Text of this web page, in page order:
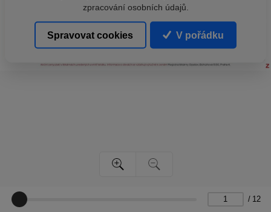
/ 12
zpracování osobních údajů.
Spravovat cookies V pořádku